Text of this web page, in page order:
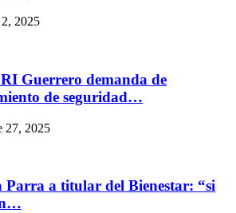
2025
Guerrero demanda de
de seguridad…
27, 2025
Parra a titular del Bienestar: “si